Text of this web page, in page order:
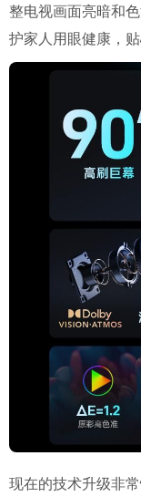
整电视画面亮暗和
护家人用眼健康，贴
现在的技术升级非